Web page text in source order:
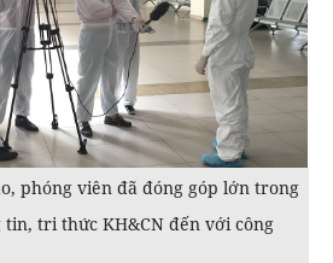
phóng viên đã đóng góp lớn trong
tri thức KH&CN đến với công